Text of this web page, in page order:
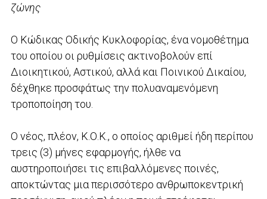
ζώνης
Ο Κώδικας Οδικής Κυκλοφορίας, ένα νομοθέτημα
του οποίου οι ρυθμίσεις ακτινοβολούν επί
Διοικητικού, Αστικού, αλλά και Ποινικού Δικαίου,
δέχθηκε προσφάτως την πολυαναμενόμενη
τροποποίηση του.
Ο νέος, πλέον, Κ.Ο.Κ., ο οποίος αριθμεί ήδη περίπου
τρεις (3) μήνες εφαρμογής, ήλθε να
αυστηροποιήσει τις επιβαλλόμενες ποινές,
αποκτώντας μια περισσότερο ανθρωποκεντρική